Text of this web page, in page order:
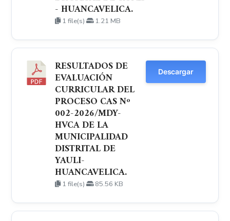
- HUANCAVELICA.
1 file(s) 1.21 MB
RESULTADOS DE
EVALUACIÓN
CURRICULAR DEL
PROCESO CAS Nº
002-2026/MDY-
HVCA DE LA
MUNICIPALIDAD
DISTRITAL DE
YAULI-
HUANCAVELICA.
1 file(s) 85.56 KB
Descargar